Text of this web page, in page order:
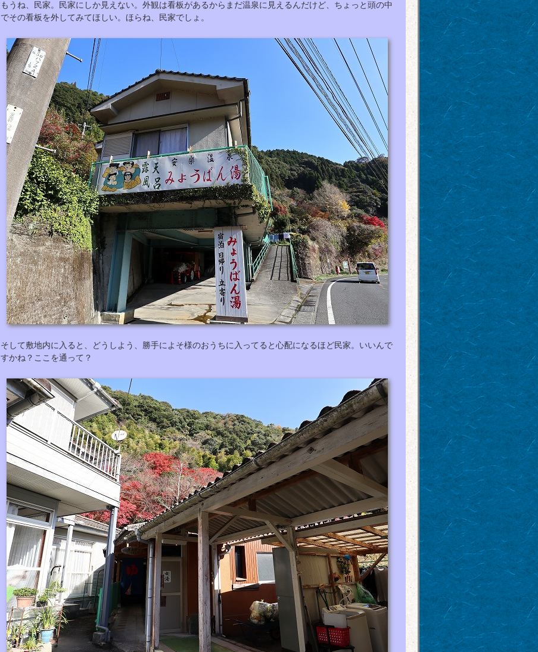
もうね、民家。民家にしか見えない。外観は看板があるからまだ温泉に見えるんだけど、ちょっと頭の中
でその看板を外してみてほしい。ほらね、民家でしょ。
そして敷地内に入ると、どうしよう、勝手によそ様のおうちに入ってると心配になるほど民家。いいんで
すかね？ここを通って？